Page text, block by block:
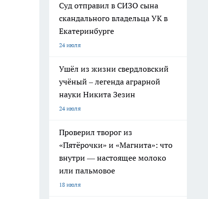
Суд отправил в СИЗО сына
скандального владельца УК в
Екатеринбурге
24 июля
Ушёл из жизни свердловский
учёный – легенда аграрной
науки Никита Зезин
24 июля
Проверил творог из
«Пятёрочки» и «Магнита»: что
внутри — настоящее молоко
или пальмовое
18 июля